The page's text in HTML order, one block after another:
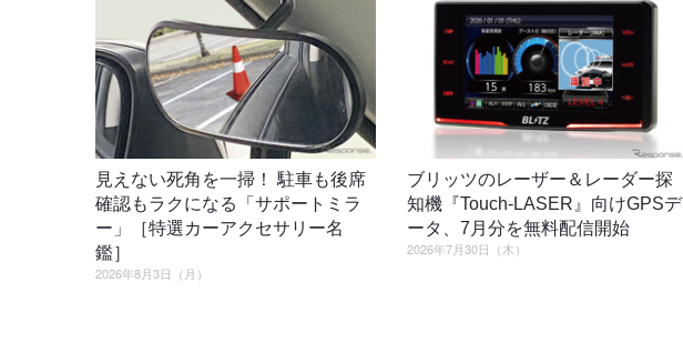
見えない死角を一掃！ 駐車も後席
確認もラクになる「サポートミラ
ー」［特選カーアクセサリー名
鑑］
2026年8月3日（月）
ブリッツのレーザー＆レーダー探
知機『Touch-LASER』向けGPSデ
ータ、7月分を無料配信開始
2026年7月30日（木）